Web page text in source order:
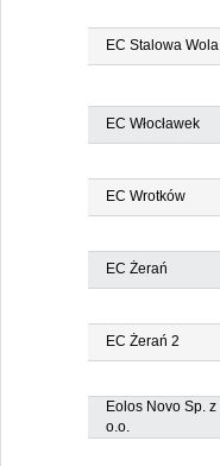
EC Stalowa Wola
EC Włocławek
EC Wrotków
EC Żerań
EC Żerań 2
Eolos Novo Sp. z
o.o.